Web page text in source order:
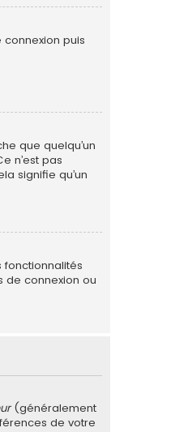
puis
que quelqu’un
n’est pas
signifie qu’un
fonctionnalités
de connexion ou
(généralement
de votre